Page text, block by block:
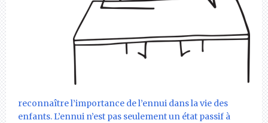
reconnaître l’importance de l’ennui dans la vie des
enfants. L’ennui n’est pas seulement un état passif à